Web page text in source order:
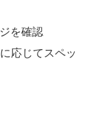
を確認
応じてスペッ